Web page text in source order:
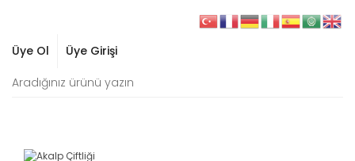
Üye Ol Üye Girişi